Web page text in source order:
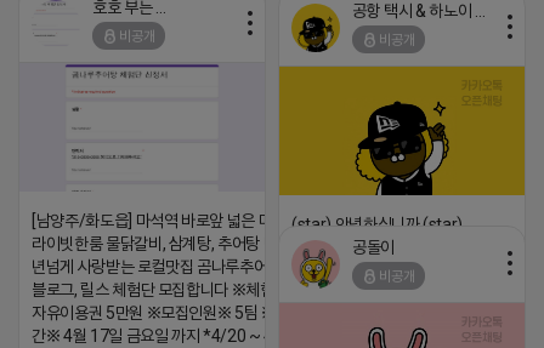
2026-04-18 17:15
비공개
[남양주/화도읍] 마석역 바로앞 넓은 매장과, 프
라이빗한룸 물닭갈비, 삼계탕, 추어탕 맛집 10
년넘게 사랑받는 로컬맛집 곰나루추어탕에서
블로그, 릴스 체험단 모집합니다 ※체험메뉴※
자유이용권 5만원 ※모집인원※ 5팀 ※모집기
간※ 4월 17일 금요일 까지 *4/20 ~ 4/26 사
비공개
(star) 안녕하십니까 (star)
2026-04-18 17:12
공돌이
비공개